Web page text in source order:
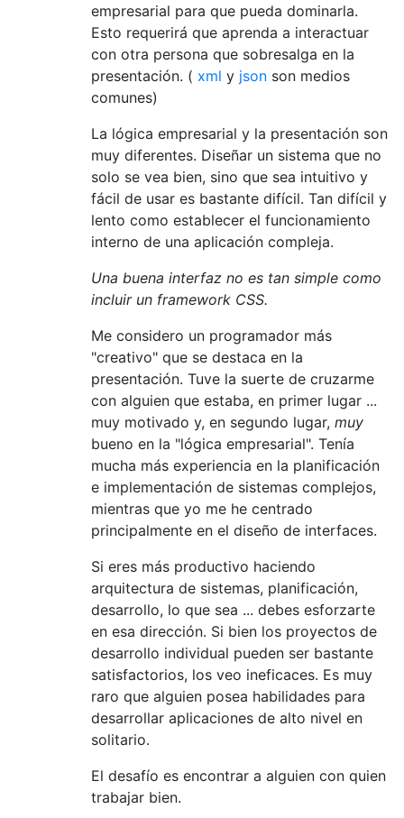
empresarial para que pueda dominarla.
Esto requerirá que aprenda a interactuar
con otra persona que sobresalga en la
presentación. ( xml y json son medios
comunes)
La lógica empresarial y la presentación son
muy diferentes. Diseñar un sistema que no
solo se vea bien, sino que sea intuitivo y
fácil de usar es bastante difícil. Tan difícil y
lento como establecer el funcionamiento
interno de una aplicación compleja.
Una buena interfaz no es tan simple como
incluir un framework CSS.
Me considero un programador más
"creativo" que se destaca en la
presentación. Tuve la suerte de cruzarme
con alguien que estaba, en primer lugar ...
muy motivado y, en segundo lugar, muy
bueno en la "lógica empresarial". Tenía
mucha más experiencia en la planificación
e implementación de sistemas complejos,
mientras que yo me he centrado
principalmente en el diseño de interfaces.
Si eres más productivo haciendo
arquitectura de sistemas, planificación,
desarrollo, lo que sea ... debes esforzarte
en esa dirección. Si bien los proyectos de
desarrollo individual pueden ser bastante
satisfactorios, los veo ineficaces. Es muy
raro que alguien posea habilidades para
desarrollar aplicaciones de alto nivel en
solitario.
El desafío es encontrar a alguien con quien
trabajar bien.